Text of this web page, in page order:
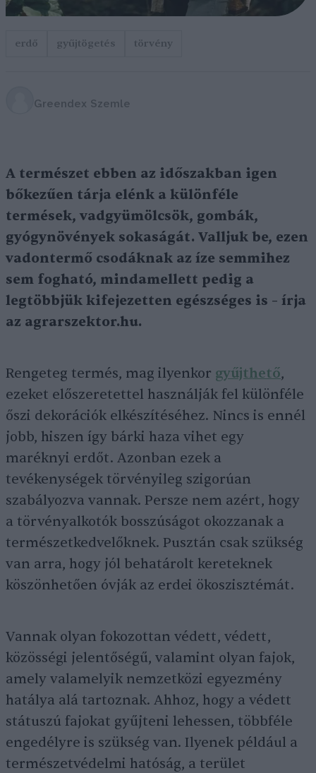
erdő gyűjtögetés törvény
Greendex Szemle
A természet ebben az időszakban igen
bőkezűen tárja elénk a különféle
termések, vadgyümölcsök, gombák,
gyógynövények sokaságát. Valljuk be, ezen
vadontermő csodáknak az íze semmihez
sem fogható, mindamellett pedig a
legtöbbjük kifejezetten egészséges is – írja
az agrarszektor.hu.
Rengeteg termés, mag ilyenkor gyűjthető,
ezeket előszeretettel használják fel különféle
őszi dekorációk elkészítéséhez. Nincs is ennél
jobb, hiszen így bárki haza vihet egy
maréknyi erdőt. Azonban ezek a
tevékenységek törvényileg szigorúan
szabályozva vannak. Persze nem azért, hogy
a törvényalkotók bosszúságot okozzanak a
természetkedvelőknek. Pusztán csak szükség
van arra, hogy jól behatárolt kereteknek
köszönhetően óvják az erdei ökoszisztémát.
Vannak olyan fokozottan védett, védett,
közösségi jelentőségű, valamint olyan fajok,
amely valamelyik nemzetközi egyezmény
hatálya alá tartoznak. Ahhoz, hogy a védett
státuszú fajokat gyűjteni lehessen, többféle
engedélyre is szükség van. Ilyenek például a
természetvédelmi hatóság, a terület